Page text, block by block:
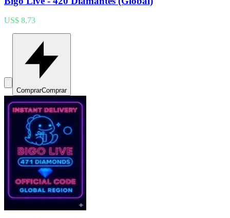
US$ 8,73
ComprarComprar